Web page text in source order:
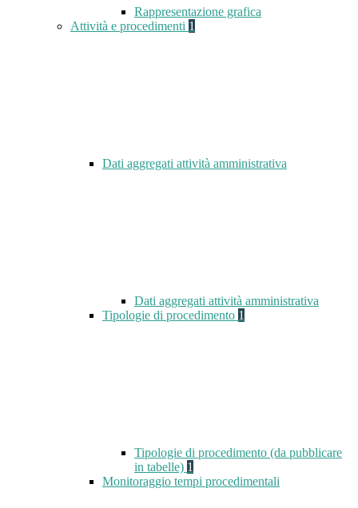
Rappresentazione grafica
Attività e procedimenti 1
Dati aggregati attività amministrativa
Dati aggregati attività amministrativa
Tipologie di procedimento 1
Tipologie di procedimento (da pubblicare
in tabelle) 1
Monitoraggio tempi procedimentali